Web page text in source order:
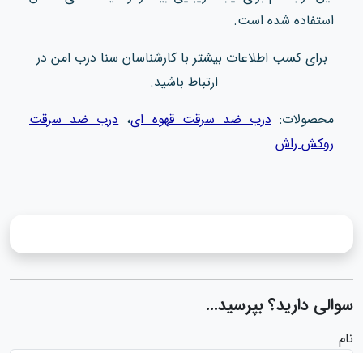
استفاده شده است.
برای کسب اطلاعات بیشتر با کارشناسان سنا درب امن در
ارتباط باشید.
محصولات:درب ضد سرقت قهوه ای،درب ضد سرقت
روکش راش
سوالی دارید؟ بپرسید...
نام